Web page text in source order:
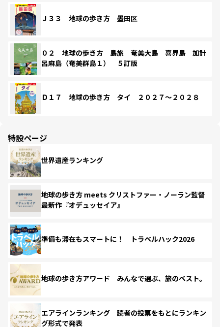
Ｊ３３ 地球の歩き方 墨田区
０２ 地球の歩き方 島旅 奄美大島 喜界島 加計
呂麻島（奄美群島１） ５訂版
Ｄ１７ 地球の歩き方 タイ ２０２７～２０２８
特設ページ
世界遺産ランキング
地球の歩き方 meets クリストファー・ノーラン監督
最新作『オデュッセイア』
準備も滞在もスマートに！ トラベルハック2026
地球の歩き方アワード みんなで選ぶ、旅のベスト。
エアラインランキング 読者の投票をもとにランキン
グ形式で発表